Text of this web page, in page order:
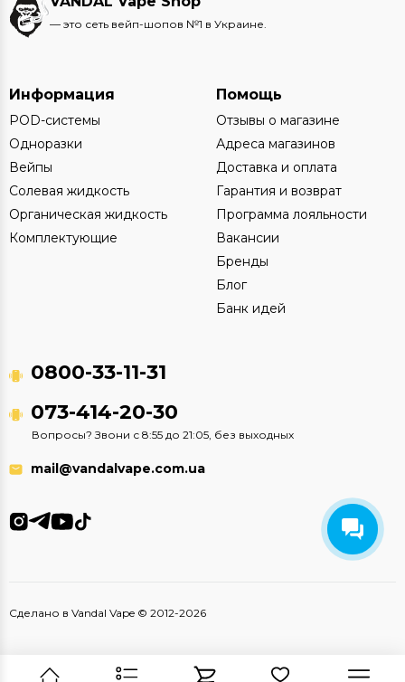
— это сеть вейп-шопов №1 в Украине.
Информация
POD-системы
Одноразки
Вейпы
Солевая жидкость
Органическая жидкость
Комплектующие
Помощь
Отзывы о магазине
Адреса магазинов
Доставка и оплата
Гарантия и возврат
Программа лояльности
Вакансии
Бренды
Блог
Банк идей
0800-33-11-31
073-414-20-30
Вопросы? Звони с 8:55 до 21:05, без выходных
mail@vandalvape.com.ua
Сделано в Vandal Vape © 2012-2026